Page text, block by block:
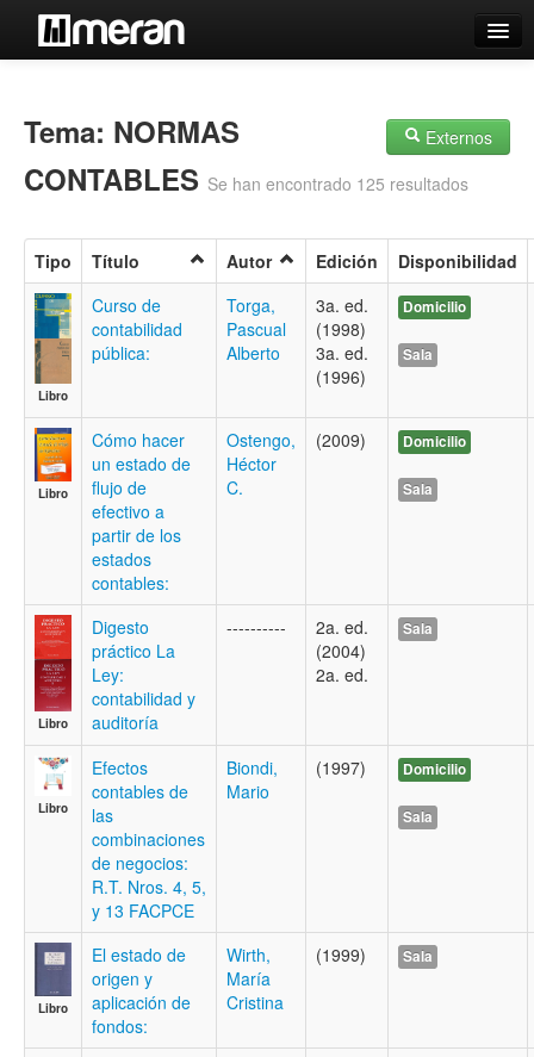
Búsqueda Avanzada
Estantes Virtuales
Contacto
Iniciar sesión
Externos
Tema: NORMAS
CONTABLES Se han encontrado 125 resultados
Tipo Título Autor Edición Disponibilidad
Libro
Curso de
contabilidad
pública:
Torga,
Pascual
Alberto
3a. ed.
(1998)
3a. ed.
(1996)
Domicilio
Sala
Libro
Cómo hacer
un estado de
flujo de
efectivo a
partir de los
estados
contables:
Ostengo,
Héctor
C.
(2009) Domicilio
Sala
Libro
Digesto
práctico La
Ley:
contabilidad y
auditoría
----------
2a. ed.
(2004)
2a. ed.
Sala
Libro
Efectos
contables de
las
combinaciones
de negocios:
R.T. Nros. 4, 5,
y 13 FACPCE
Biondi,
Mario
(1997) Domicilio
Sala
Libro
El estado de
origen y
aplicación de
fondos:
Wirth,
María
Cristina
(1999) Sala